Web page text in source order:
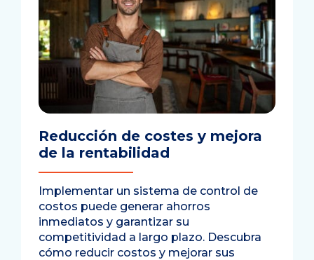
Reducción de costes y mejora
de la rentabilidad
Implementar un sistema de control de
costos puede generar ahorros
inmediatos y garantizar su
competitividad a largo plazo. Descubra
cómo reducir costos y mejorar sus